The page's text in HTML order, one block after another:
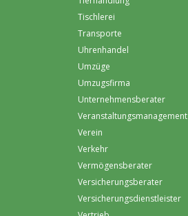
Tischlerei
Transporte
Uhrenhandel
Umzüge
Umzugsfirma
Unternehmensberater
Veranstaltungsmanagement
Verein
Verkehr
Vermögensberater
Versicherungsberater
Versicherungsdienstleister